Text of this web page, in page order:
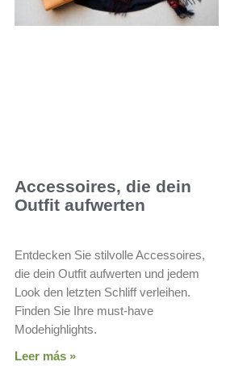
Accessoires, die dein
Outfit aufwerten
Entdecken Sie stilvolle Accessoires,
die dein Outfit aufwerten und jedem
Look den letzten Schliff verleihen.
Finden Sie Ihre must-have
Modehighlights.
Leer más »